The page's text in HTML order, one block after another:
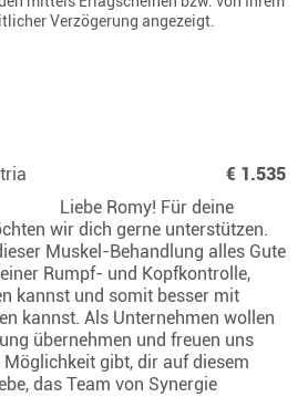
Verzögerung angezeigt.
€ 1.535
Liebe Romy! Für deine
wir dich gerne unterstützen.
Muskel-Behandlung alles Gute
Rumpf- und Kopfkontrolle,
kannst und somit besser mit
kannst. Als Unternehmen wollen
übernehmen und freuen uns
Möglichkeit gibt, dir auf diesem
das Team von Synergie